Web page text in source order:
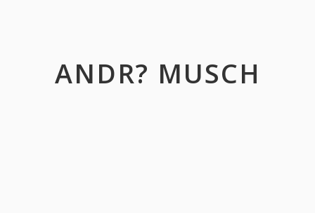
ANDR? MUSCH